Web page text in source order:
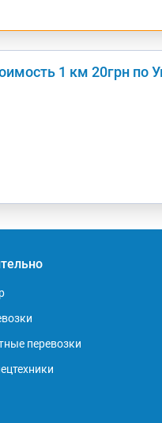
1 км 20грн по
перевозки